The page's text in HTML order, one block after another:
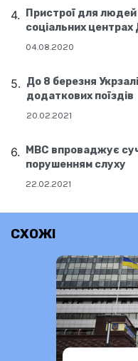
Пристрої для
соціальних центрах
04.08.2020
До 8 березня
додаткових поїздів
20.02.2021
МВС впроваджує
порушенням слуху
22.02.2021
СХОЖІ